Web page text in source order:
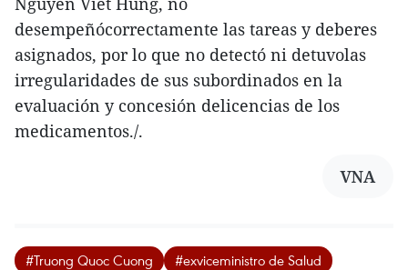
desempeñócorrectamente las tareas y deberes
asignados, por lo que no detectó ni detuvolas
irregularidades de sus subordinados en la
evaluación y concesión delicencias de los
medicamentos./.
VNA
#Truong Quoc Cuong #exviceministro de Salud